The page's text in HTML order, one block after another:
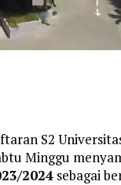
S2
Minggu
2024 sebagai